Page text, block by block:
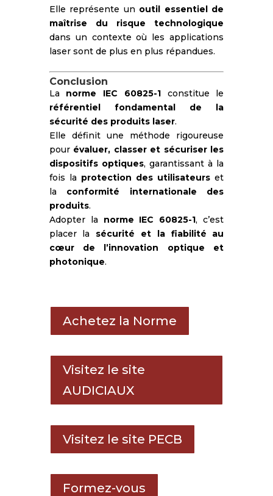
Elle représente un outil essentiel de
maîtrise du risque technologique
dans un contexte où les applications
laser sont de plus en plus répandues.
Conclusion
La norme IEC 60825-1constitue le
référentiel fondamental de la
sécurité des produits laser.
Elle définit une méthode rigoureuse
pour évaluer, classer et sécuriser les
dispositifs optiques, garantissant à la
fois la protection des utilisateurs et
la conformité internationale des
produits.
Adopter la norme IEC 60825-1, c’est
placer la sécurité et la fiabilité au
cœur de l’innovation optique et
photonique.
Achetez la Norme
Visitez le site
AUDICIAUX
Visitez le site PECB
Formez-vous